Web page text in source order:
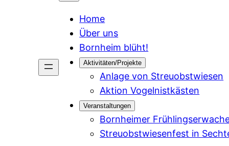
Home
Über uns
Bornheim blüht!
Aktivitäten/Projekte
Anlage von Streuobstwiesen
Aktion Vogelnistkästen
Veranstaltungen
Bornheimer
Streuobstwiesenfest in